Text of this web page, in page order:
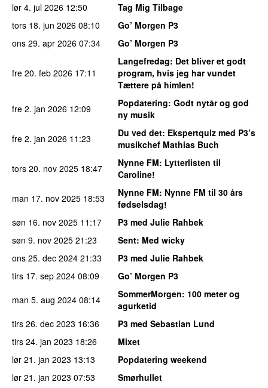
lør 4. jul 2026 12:50
Tag Mig Tilbage
tors 18. jun 2026 08:10
Go’ Morgen P3
ons 29. apr 2026 07:34 Go’ Morgen P3
fre 20. feb 2026 17:11
Langefredag: Det bliver et godt
program, hvis jeg har vundet
Tættere på himlen!
fre 2. jan 2026 12:09 Popdatering: Godt nytår og god
ny musik
fre 2. jan 2026 11:23 Du ved det: Ekspertquiz med P3’s
musikchef Mathias Buch
tors 20. nov 2025 18:47 Nynne FM: Lytterlisten til
Caroline!
man 17. nov 2025 18:53 Nynne FM: Nynne FM til 30 års
fødselsdag!
søn 16. nov 2025 11:17
P3 med Julie Rahbek
søn 9. nov 2025 21:23 Sent: Med wicky
ons 25. dec 2024 21:33
P3 med Julie Rahbek
tirs 17. sep 2024 08:09
Go’ Morgen P3
man 5. aug 2024 08:14 SommerMorgen: 100 meter og
agurketid
tirs 26. dec 2023 16:36
P3 med Sebastian Lund
tirs 24. jan 2023 18:26
Mixet
lør 21. jan 2023 13:13
Popdatering weekend
lør 21. jan 2023 07:53
Smørhullet